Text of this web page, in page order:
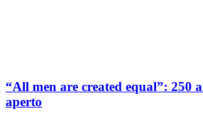
“All men are created equal”: 250
aperto